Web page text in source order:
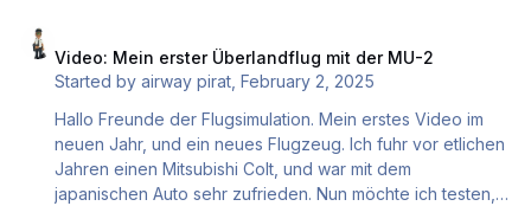
Video: Mein erster Überlandflug mit der MU-2
Started byairway pirat ,February 2, 2025
Hallo Freunde der Flugsimulation. Mein erstes Video im
neuen Jahr, und ein neues Flugzeug. Ich fuhr vor etlichen
Jahren einen Mitsubishi Colt, und war mit dem
japanischen Auto sehr zufrieden. Nun möchte ich testen,